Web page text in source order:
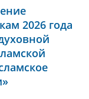
2026 года